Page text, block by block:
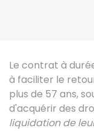
Le contrat à
à faciliter le
plus de 57 ans,
d'acquérir des
liquidation de